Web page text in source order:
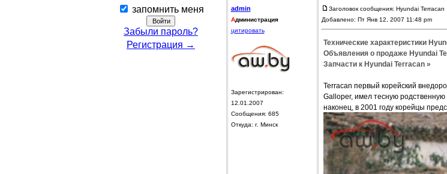
запомнить меня
Забыли пароль?
Регистрация →
admin
Администрация
цитировать
Зарегистрирован:
12.01.2007
Сообщения: 685
Откуда: г. Минск
Заголовок сообщения: Hyundai Terracan
Добавлено: Пт Янв 12, 2007 11:48 pm
Технические характеристики
Объявления о продаже Hyundai
Запчасти к Hyundai Terracan »
Terracan первый корейский
Galloper, имел тесную родственную
наконец, в 2001 году корейцы